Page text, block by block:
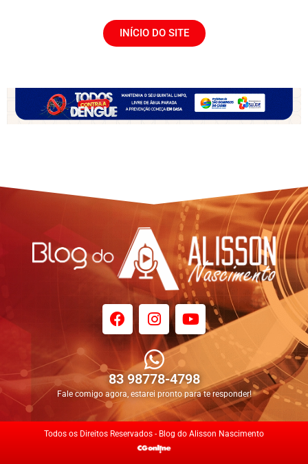
INÍCIO DO SITE
83 98778-4798
Fale comigo agora, estarei pronto para te responder!
Todos os Direitos Reservados - Blog do Alisson Nascimento